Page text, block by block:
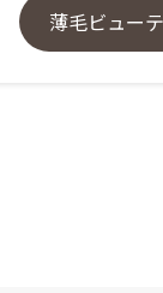
薄毛ビュー